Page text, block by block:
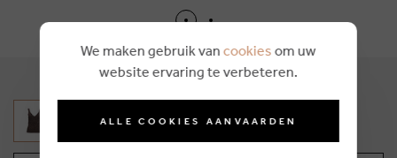
We maken gebruik van cookies om uw
website ervaring te verbeteren.
ALLE COOKIES AANVAARDEN